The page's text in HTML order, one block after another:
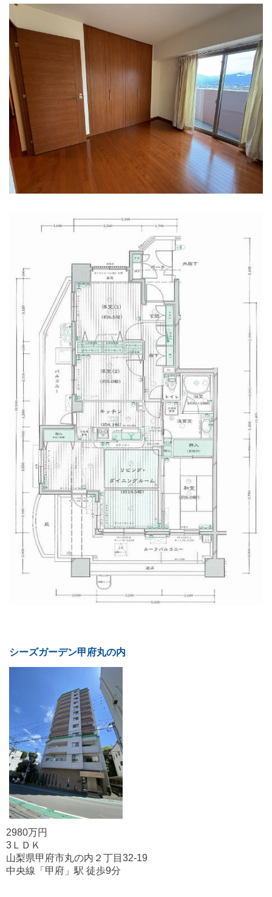
シーズガーデン甲府丸の内
2980万円
3ＬＤＫ
山梨県甲府市丸の内２丁目32-19
中央線「甲府」駅 徒歩9分